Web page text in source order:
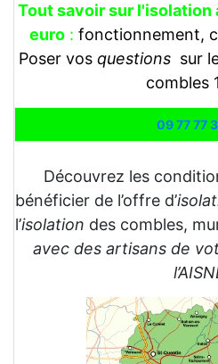
Tout savoir sur l'isolation
euro : fonctionnement,
Poser vos questions sur
combles
09 77 77
Découvrez les
bénéficier de l’offre d’
l’isolation des combles,
avec des artisans de